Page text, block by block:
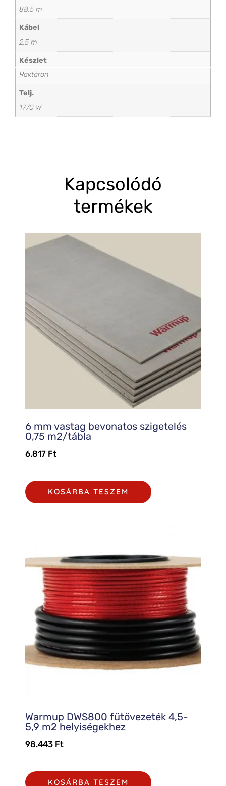
88,5 m
Kábel
2,5 m
Készlet
Raktáron
Telj.
1770 W
Kapcsolódó
termékek
6 mm vastag bevonatos szigetelés
0,75 m2/tábla
6.817 Ft
KOSÁRBA TESZEM
Warmup DWS800 fűtővezeték 4,5-
5,9 m2 helyiségekhez
98.443 Ft
KOSÁRBA TESZEM